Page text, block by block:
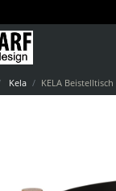
Kela KELA